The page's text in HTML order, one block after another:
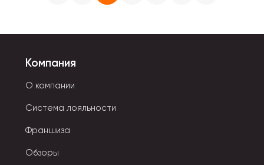
Компания
О компании
Система лояльности
Франшиза
Обзоры